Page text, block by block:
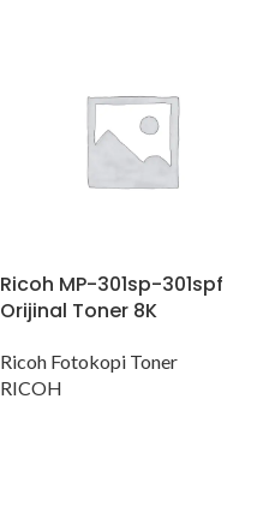
Ricoh MP-301sp-301spf
Orijinal Toner 8K
Ricoh Fotokopi Toner
RICOH